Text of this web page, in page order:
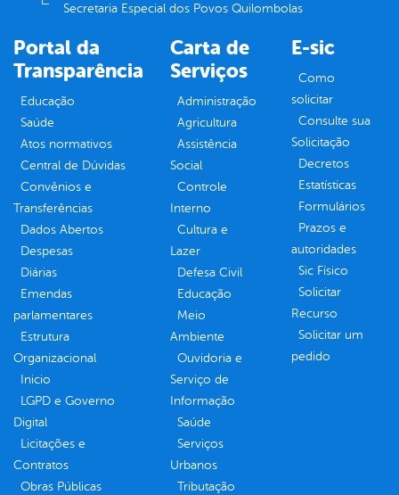
Secretaria Especial dos Povos Quilombolas
Portal da
Transparência
Educação
Saúde
Atos normativos
Central de Dúvidas
Convênios e
Transferências
Dados Abertos
Despesas
Diárias
Emendas
parlamentares
Estrutura
Organizacional
Inicio
LGPD e Governo
Digital
Licitações e
Contratos
Obras Públicas
Carta de
Serviços
Administração
Agricultura
Assistência
Social
Controle
Interno
Cultura e
Lazer
Defesa Civil
Educação
Meio
Ambiente
Ouvidoria e
Serviço de
Informação
Saúde
Serviços
Urbanos
Tributação
E-sic
Como
solicitar
Consulte sua
Solicitação
Decretos
Estatísticas
Formulários
Prazos e
autoridades
Sic Físico
Solicitar
Recurso
Solicitar um
pedido